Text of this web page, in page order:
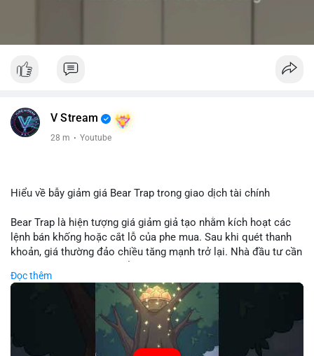
V Stream
28 m · Youtube
Hiểu về bẫy giảm giá Bear Trap trong giao dịch tài chính
Bear Trap là hiện tượng giá giảm giả tạo nhằm kích hoạt các
lệnh bán khống hoặc cắt lỗ của phe mua. Sau khi quét thanh
khoản, giá thường đảo chiều tăng mạnh trở lại. Nhà đầu tư cần
hóa điểm vào lệnh.
🎥 Xem video trực tiếp tại:
Nguồn: Cú Thông Thái
Đọc thêm